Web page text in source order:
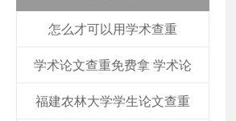
怎么才可以用学术查重
学术论文查重免费拿 学术论
福建农林大学学生论文查重